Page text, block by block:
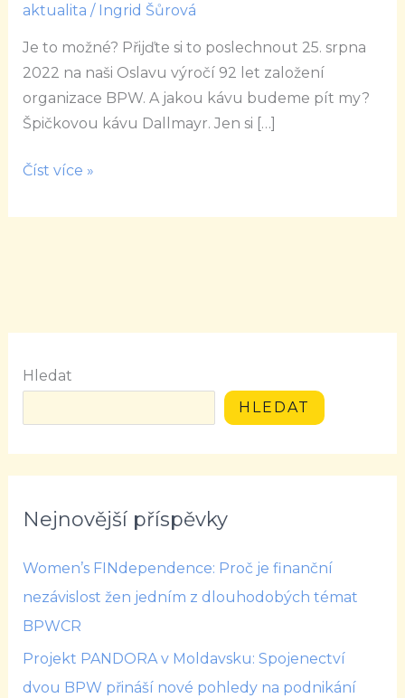
aktualita / Ingrid Šůrová
Je to možné? Přijďte si to poslechnout 25. srpna
2022 na naši Oslavu výročí 92 let založení
organizace BPW. A jakou kávu budeme pít my?
Špičkovou kávu Dallmayr. Jen si […]
Professional
síni?
Číst více »
Hledat
HLEDAT
Nejnovější příspěvky
Women’s FINdependence: Proč je finanční
nezávislost žen jedním z dlouhodobých témat
BPWCR
Projekt PANDORA v Moldavsku: Spojenectví
dvou BPW přináší nové pohledy na podnikání